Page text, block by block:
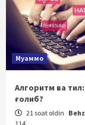
Муаммо
Алгоритм ва
ғолиб?
21 soat oldin